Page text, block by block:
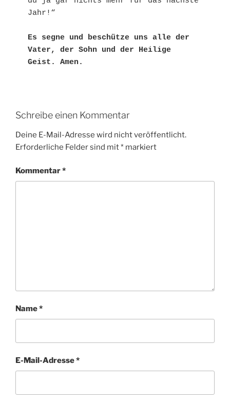
Jahr!“
Es segne und beschütze uns alle der
Vater, der Sohn und der Heilige
Geist. Amen.
Schreibe einen Kommentar
Deine E-Mail-Adresse wird nicht veröffentlicht.
Erforderliche Felder sind mit* markiert
Kommentar*
Name*
E-Mail-Adresse*